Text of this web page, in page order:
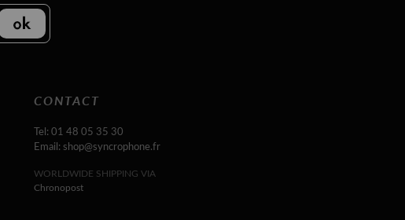
CONTACT
Tel: 01 48 05 35 30
Email: shop@syncrophone.fr
WORLDWIDE SHIPPING VIA
Chronopost